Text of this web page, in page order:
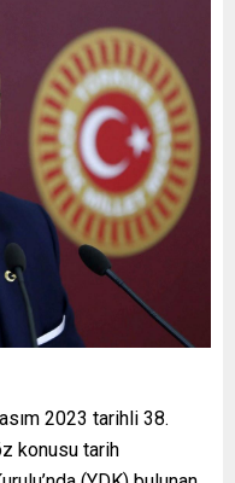
2023 tarihli 38.
konusu tarih